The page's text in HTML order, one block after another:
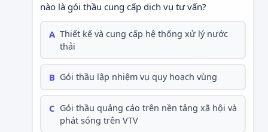
nào là gói thầu cung cấp dịch vụ tư vấn?
A Thiết kế và cung cấp hệ thống xử lý nước
thải
B Gói thầu lập nhiệm vụ quy hoạch vùng
C Gói thầu quảng cáo trên nền tảng xã hội và
phát sóng trên VTV